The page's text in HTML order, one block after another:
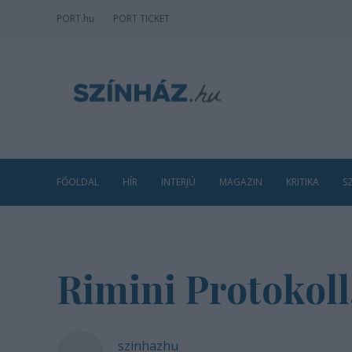
PORT.hu PORT TICKET
FŐOLDAL HÍR INTERJÚ MAGAZIN KRITIKA
Rimini
szinhazhu